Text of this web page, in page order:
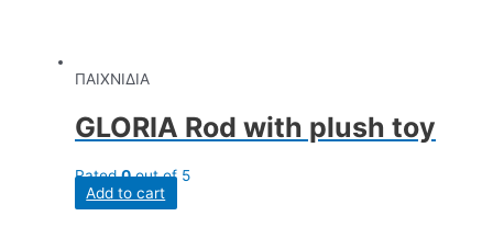
ΠΑΙΧΝΙΔΙΑ
GLORIA Rod with plush toy
Rated0out of 5
Add to cart